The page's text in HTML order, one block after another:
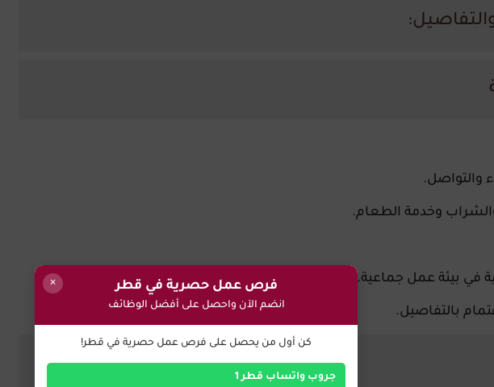
والتواصل.
وخدمة الطعام.
في بيئة عمل جماعية.
بالتفاصيل.
× فرص عمل حصرية في قطر
انضم الآن واحصل على أفضل الوظائف
كن أول من يحصل على فرص عمل حصرية في قطر!
جروب واتساب قطر 1